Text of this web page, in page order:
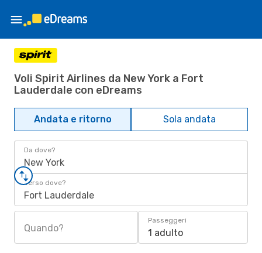
Voli Spirit Airlines da New York a Fort
Lauderdale con eDreams
Andata e ritorno Sola andata
Da dove?
New York
Verso dove?
Fort Lauderdale
Quando?
Passeggeri
1 adulto